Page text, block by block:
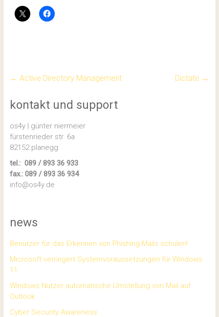
← Active Directory Management Dictate →
kontakt und support
os4y | günter niermeier
fürstenrieder str. 6a
82152 planegg
tel.: 089 / 893 36 933
fax.: 089 / 893 36 934
info@os4y.de
news
Benutzer für das Erkennen von Phishing-Mails schulen!
Microsoft verringert Systemvoraussetzungen für Windows
11
Windows Nutzer automatische Umstellung von Mail auf
Outlook
Cyber Security Awareness